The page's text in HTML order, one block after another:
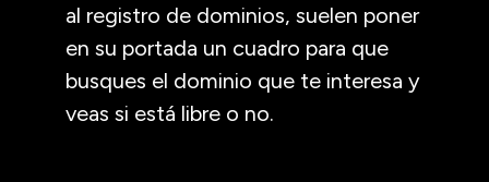
al registro de dominios, suelen poner
en su portada un cuadro para que
busques el dominio que te interesa y
veas si está libre o no.